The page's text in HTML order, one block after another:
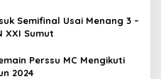
Semifinal Usai Menang 3 –
XXI Sumut
Perssu MC Mengikuti
2024